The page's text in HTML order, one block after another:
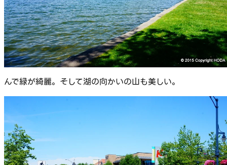
んで緑が綺麗。そして湖の向かいの山も美しい。